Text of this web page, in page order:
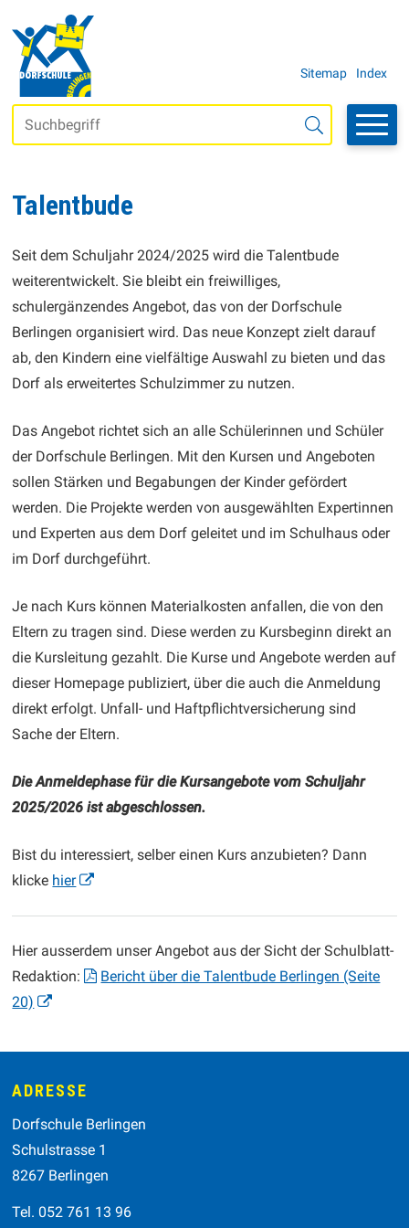
Navigieren in der Schule
SCHNELLNAVIGATION
Sitemap Index
Suchbegriff
Suche starten
Talentbude
Seit dem Schuljahr 2024/2025 wird die Talentbude
weiterentwickelt. Sie bleibt ein freiwilliges,
schulergänzendes Angebot, das von der Dorfschule
Berlingen organisiert wird. Das neue Konzept zielt darauf
ab, den Kindern eine vielfältige Auswahl zu bieten und das
Dorf als erweitertes Schulzimmer zu nutzen.
Das Angebot richtet sich an alle Schülerinnen und Schüler
der Dorfschule Berlingen. Mit den Kursen und Angeboten
sollen Stärken und Begabungen der Kinder gefördert
werden. Die Projekte werden von ausgewählten Expertinnen
und Experten aus dem Dorf geleitet und im Schulhaus oder
im Dorf durchgeführt.
Je nach Kurs können Materialkosten anfallen, die von den
Eltern zu tragen sind. Diese werden zu Kursbeginn direkt an
die Kursleitung gezahlt. Die Kurse und Angebote werden auf
dieser Homepage publiziert, über die auch die Anmeldung
direkt erfolgt. Unfall- und Haftpflichtversicherung sind
Sache der Eltern.
Die Anmeldephase für die Kursangebote vom Schuljahr
2025/2026 ist abgeschlossen.
Bist du interessiert, selber einen Kurs anzubieten? Dann
klicke hier
Hier ausserdem unser Angebot aus der Sicht der Schulblatt-
Redaktion:
Bericht über die Talentbude Berlingen (Seite
20)
Footer
ADRESSE
Dorfschule Berlingen
Schulstrasse 1
8267 Berlingen
Tel. 052 761 13 96